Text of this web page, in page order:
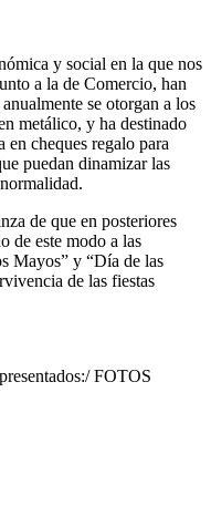
y social en la que nos
a la de Comercio, han
se otorgan a los
metálico, y ha destinado
en cheques regalo para
puedan dinamizar las
de que en posteriores
de este modo a las
Mayos” y “Día de las
de las fiestas
FOTOS